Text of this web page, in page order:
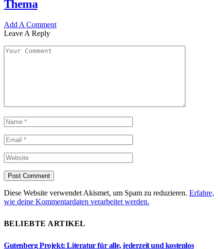
Thema
Add A Comment
Leave A Reply
Diese Website verwendet Akismet, um Spam zu reduzieren. Erfahre,
wie deine Kommentardaten verarbeitet werden.
BELIEBTE ARTIKEL
Gutenberg Projekt: Literatur für alle, jederzeit und kostenlos